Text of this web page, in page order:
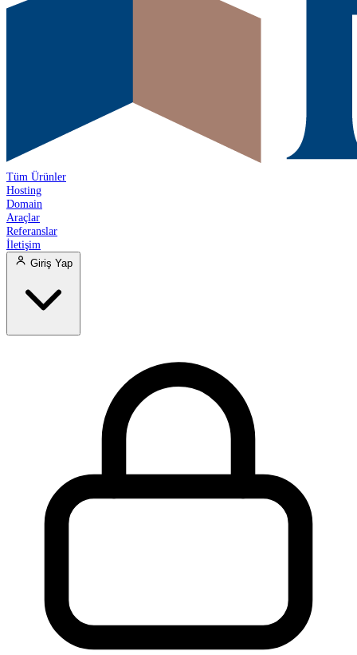
Tüm Ürünler
Hosting
Domain
Araçlar
Referanslar
İletişim
Giriş Yap